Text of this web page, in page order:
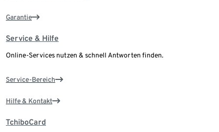
Garantie
Service & Hilfe
Online-Services nutzen & schnell Antworten finden.
Service-Bereich
Hilfe & Kontakt
TchiboCard